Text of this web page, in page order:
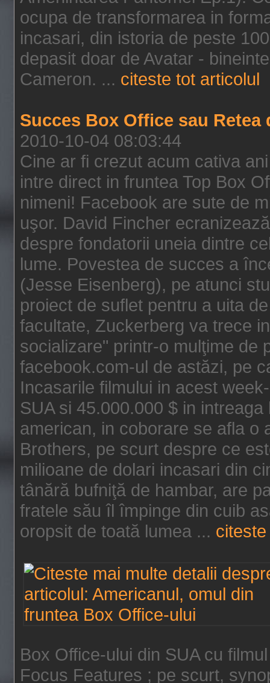
ocupa de transformarea in
incasari, din istoria de peste
depasit doar de Avatar -
Cameron. ... citeste tot articolul
Succes Box Office sau Retea
2010-10-04 08:03:44
Cine ar fi crezut acum cativa
intre direct in fruntea Top Box
nimeni! Facebook are sute de
uşor. David Fincher
despre fondatorii uneia dintre
lume. Povestea de succes a
(Jesse Eisenberg), pe atunci
proiect de suflet pentru a uita
facultate, Zuckerberg va trece
socializare" printr-o mulţime de
facebook.com-ul de astăzi, pe
Incasarile filmului in acest
SUA si 45.000.000 $ in
american, in coborare se afla o
Brothers, pe scurt despre ce
milioane de dolari incasari din
tânără bufniţă de hambar, are
fratele său îl împinge din cuib
oropsit de toată lumea ...
Box Office-ului din SUA cu
Focus Features ; pe scurt,